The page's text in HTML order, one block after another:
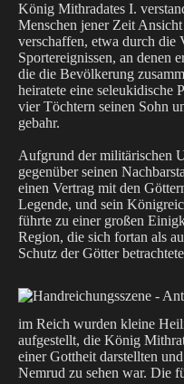
König Mithradates I.
Menschen jener Zeit
verschaffen, etwa durch die
Sportereignissen, an denen
die die Bevölkerung
heiratete eine seleukidische
vier Töchtern seinen Sohn
gebahr.
Aufgrund der militärischen
gegenüber seinen
einen Vertrag mit den
Legende, und sein
führte zu einer großen
Region, die sich fortan als
Schutz der Götter
im Reich wurden kleine
aufgestellt, die König
einer Gottheit darstellten
Nemrud zu sehen war. Die